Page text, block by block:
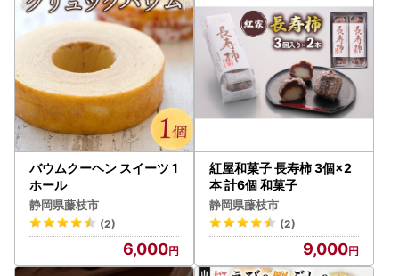
バウムクーヘン スイーツ 1
ホール
静岡県藤枝市
(2)
6,000
紅屋和菓子 長寿柿 3個×2
本 計6個 和菓子
静岡県藤枝市
(2)
9,000